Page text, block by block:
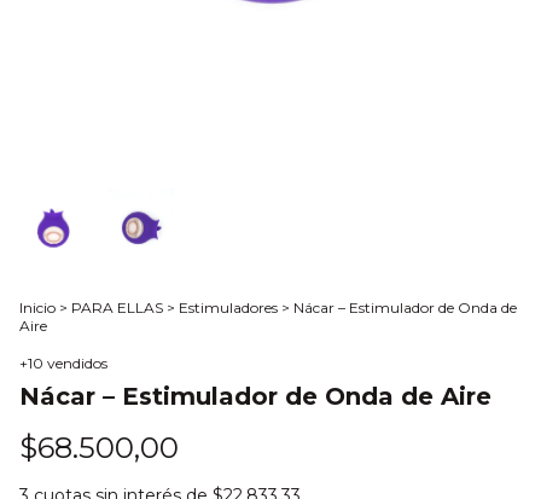
Inicio > PARA ELLAS > Estimuladores > Nácar – Estimulador de Onda de
Aire
+10 vendidos
Nácar – Estimulador de Onda de Aire
$68.500,00